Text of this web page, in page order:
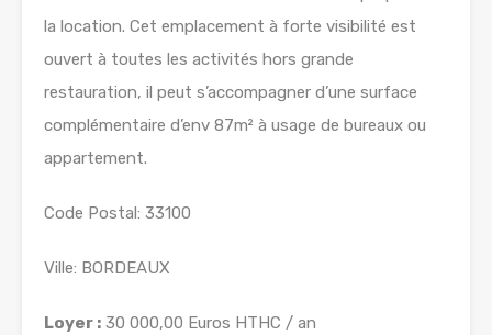
la location. Cet emplacement à forte visibilité est
ouvert à toutes les activités hors grande
restauration, il peut s’accompagner d’une surface
complémentaire d’env 87m² à usage de bureaux ou
appartement.
Code Postal: 33100
Ville: BORDEAUX
Loyer : 30 000,00 Euros HTHC / an